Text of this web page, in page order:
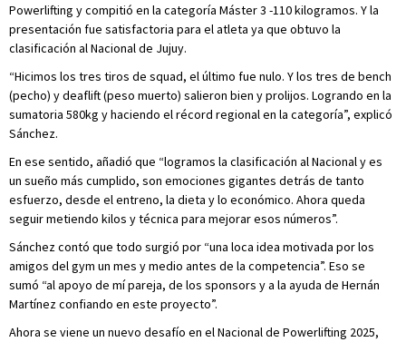
Powerlifting y compitió en la categoría Máster 3 -110 kilogramos. Y la
presentación fue satisfactoria para el atleta ya que obtuvo la
clasificación al Nacional de Jujuy.
“Hicimos los tres tiros de squad, el último fue nulo. Y los tres de bench
(pecho) y deaflift (peso muerto) salieron bien y prolijos. Logrando en la
sumatoria 580kg y haciendo el récord regional en la categoría”, explicó
Sánchez.
En ese sentido, añadió que “logramos la clasificación al Nacional y es
un sueño más cumplido, son emociones gigantes detrás de tanto
esfuerzo, desde el entreno, la dieta y lo económico. Ahora queda
seguir metiendo kilos y técnica para mejorar esos números”.
Sánchez contó que todo surgió por “una loca idea motivada por los
amigos del gym un mes y medio antes de la competencia”. Eso se
sumó “al apoyo de mí pareja, de los sponsors y a la ayuda de Hernán
Martínez confiando en este proyecto”.
Ahora se viene un nuevo desafío en el Nacional de Powerlifting 2025,